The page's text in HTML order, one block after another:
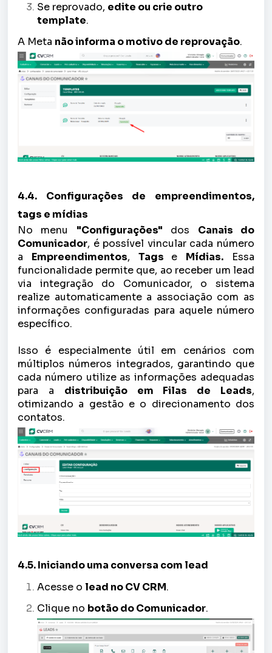
Se reprovado, edite ou crie outro
template.
A Meta não informa o motivo de reprovação.
4.4. Configurações de empreendimentos,
tags e mídias
No menu "Configurações" dos Canais do
Comunicador, é possível vincular cada número
a Empreendimentos, Tags e Mídias. Essa
funcionalidade permite que, ao receber um lead
via integração do Comunicador, o sistema
realize automaticamente a associação com as
informações configuradas para aquele número
específico.
Isso é especialmente útil em cenários com
múltiplos números integrados, garantindo que
cada número utilize as informações adequadas
para a distribuição em Filas de Leads,
otimizando a gestão e o direcionamento dos
contatos.
4.5. Iniciando uma conversa com lead
Acesse o lead no CV CRM.
Clique no botão do Comunicador.